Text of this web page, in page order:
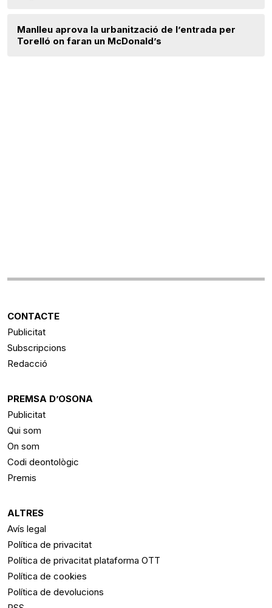
Manlleu aprova la urbanització de l’entrada per
Torelló on faran un McDonald’s
CONTACTE
Publicitat
Subscripcions
Redacció
PREMSA D’OSONA
Publicitat
Qui som
On som
Codi deontològic
Premis
ALTRES
Avís legal
Política de privacitat
Política de privacitat plataforma OTT
Política de cookies
Política de devolucions